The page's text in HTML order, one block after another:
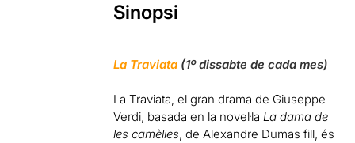
Sinopsi
La Traviata (1º dissabte de cada mes)
La Traviata, el gran drama de Giuseppe
Verdi, basada en la novel·laLa dama de
les camèlies, de Alexandre Dumas fill, és